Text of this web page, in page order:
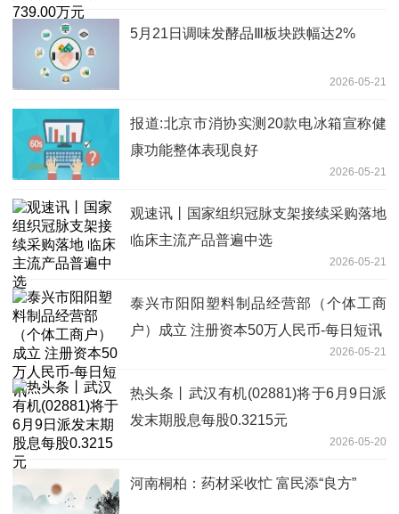
5月21日调味发酵品Ⅲ板块跌幅达2%
2026-05-21
报道:北京市消协实测20款电冰箱宣称健
康功能整体表现良好
2026-05-21
观速讯丨国家组织冠脉支架接续采购落地
临床主流产品普遍中选
2026-05-21
泰兴市阳阳塑料制品经营部（个体工商
户）成立 注册资本50万人民币-每日短讯
2026-05-21
热头条丨武汉有机(02881)将于6月9日派
发末期股息每股0.3215元
2026-05-20
河南桐柏：药材采收忙 富民添“良方”